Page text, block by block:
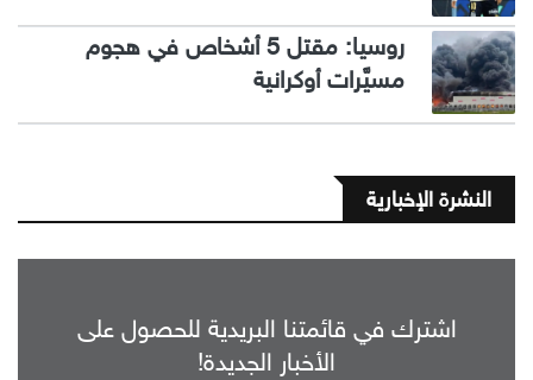
روسيا: مقتل 5 أشخاص في هجوم
مسيَّرات أوكرانية
النشرة الإخبارية
اشترك في قائمتنا البريدية للحصول على
الأخبار الجديدة!